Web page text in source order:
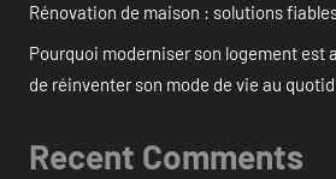
Rénovation de maison : solutions
Pourquoi moderniser son logement est
de réinventer son mode de vie au
Recent Comments